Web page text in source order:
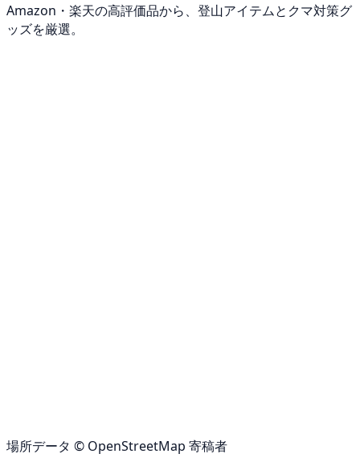
Amazon・楽天の高評価品から、登山アイテムとクマ対策グ
ッズを厳選。
場所データ © OpenStreetMap 寄稿者